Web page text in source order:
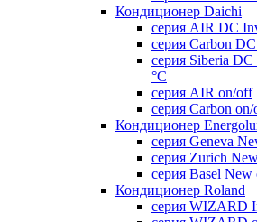
Кондиционер Daichi
серия AIR DC
серия Carbon
серия Siberia
°С
серия AIR on/off
серия Carbon
Кондиционер
серия Geneva
серия Zurich
серия Basel
Кондиционер Roland
серия WIZARD